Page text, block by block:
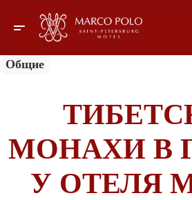
Общие
МОНАХИ В
У ОТЕЛЯ